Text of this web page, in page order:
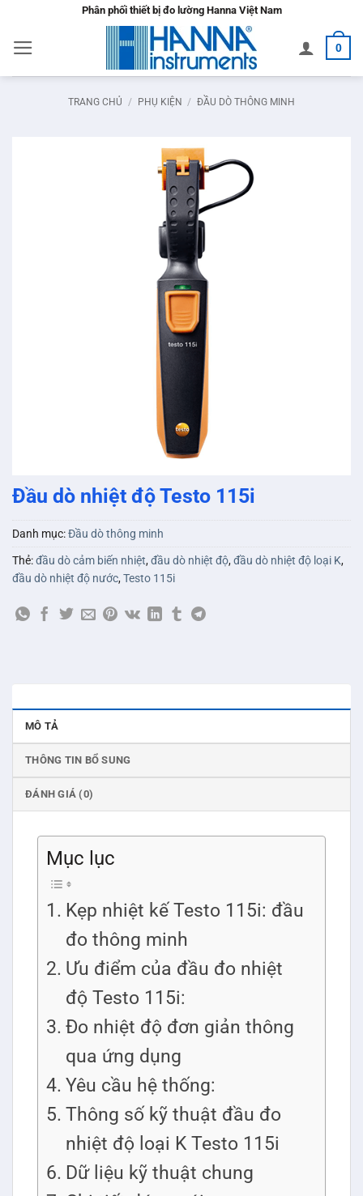
nội
dung
Phân phối thiết bị đo lường Hanna Việt Nam
0
TRANG CHỦ / PHỤ KIỆN / ĐẦU DÒ THÔNG MINH
Đầu dò nhiệt độ Testo 115i
Danh mục:Đầu dò thông minh
Thẻ:đầu dò cảm biến nhiệt,đầu dò nhiệt độ,đầu dò nhiệt độ loại K,
đầu dò nhiệt độ nước,Testo 115i
MÔ TẢ
THÔNG TIN BỔ SUNG
ĐÁNH GIÁ (0)
Mục lục
Kẹp nhiệt kế Testo 115i: đầu
đo thông minh
Ưu điểm của đầu đo nhiệt
độ Testo 115i:
Đo nhiệt độ đơn giản thông
qua ứng dụng
Yêu cầu hệ thống:
Thông số kỹ thuật đầu đo
nhiệt độ loại K Testo 115i
Dữ liệu kỹ thuật chung